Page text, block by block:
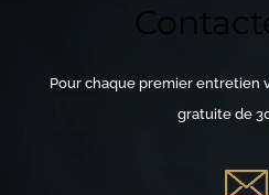
Pour chaque premier entretien
gratuite de